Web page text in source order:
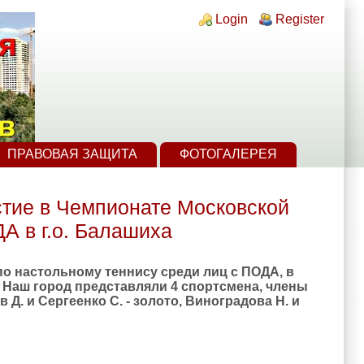
Login links
Login Register
ПРАВОВАЯ ЗАЩИТА ФОТОГАЛЕРЕЯ
в Чемпионате Московской
в г.о. Балашиха
настольному теннису среди лиц с ПОДА, в
город представляли 4 спортсмена, члены
и Сергеенко С. - золото, Виноградова Н. и